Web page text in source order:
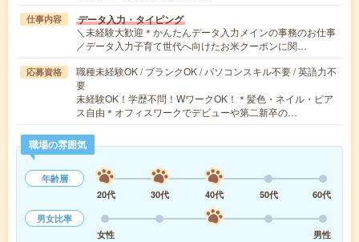
仕事内容 データ入力・タイピング
＼未経験大歓迎＊かんたんデータ入力メインの事務のお仕事
／データ入力子育て世代へ向けたお米クーポンに関…
応募資格
職種未経験OK / ブランクOK / パソコンスキル不要 / 英語力不
要
未経験OK！学歴不問！WワークOK！＊髪色・ネイル・ピア
ス自由＊オフィスワークでデビューや第二新卒の…
職場の雰囲気
年齢層
20代
30代 40代 50代
60代
男女比率
女性
男性